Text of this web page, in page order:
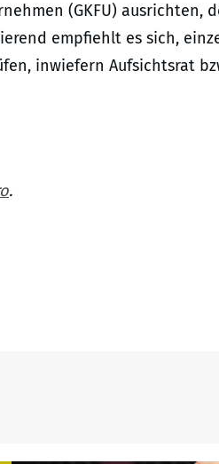
(GKFU) ausrichten,
empfiehlt es sich,
inwiefern Aufsichtsrat
.